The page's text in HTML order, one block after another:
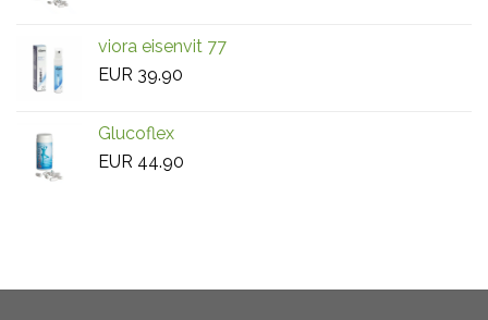
viora eisenvit 77
EUR 39.90
Glucoflex
EUR 44.90